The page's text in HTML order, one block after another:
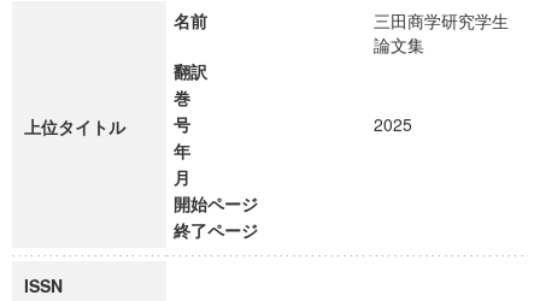
上位タイトル
名前
三田商学研究学生
論文集
翻訳
巻
号
2025
年
月
開始ページ
終了ページ
ISSN